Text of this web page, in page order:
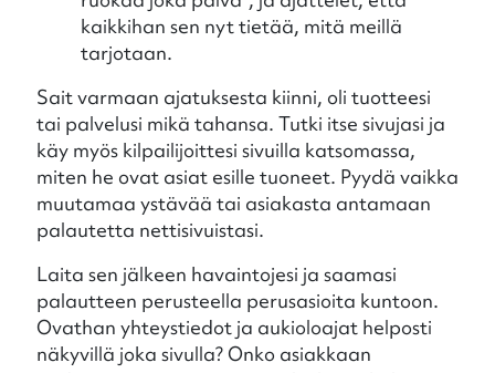
kaikkihan sen nyt tietää, mitä meillä
tarjotaan.
Sait varmaan ajatuksesta kiinni, oli tuotteesi
tai palvelusi mikä tahansa. Tutki itse sivujasi ja
käy myös kilpailijoittesi sivuilla katsomassa,
miten he ovat asiat esille tuoneet. Pyydä vaikka
muutamaa ystävää tai asiakasta antamaan
palautetta nettisivuistasi.
Laita sen jälkeen havaintojesi ja saamasi
palautteen perusteella perusasioita kuntoon.
Ovathan yhteystiedot ja aukioloajat helposti
näkyvillä joka sivulla? Onko asiakkaan